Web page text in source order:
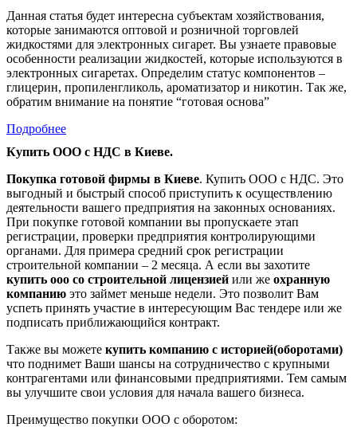
Данная статья будет интересна субъектам хозяйствования,
которые занимаются оптовой и розничной торговлей
жидкостями для электронных сигарет. Вы узнаете правовые
особенности реализации жидкостей, которые используются в
электронных сигаретах. Определим статус компонентов –
глицерин, пропиленгликоль, ароматизатор и никотин. Так же,
обратим внимание на понятие “готовая основа”
Подробнее
Купить ООО с НДС в Киеве.
Покупка готовой фирмы в Киеве. Купить ООО с НДС. Это
выгодный и быстрый способ приступить к осуществлению
деятельности вашего предприятия на законных основаниях.
При покупке готовой компании вы пропускаете этап
регистрации, проверки предприятия контролирующими
органами. Для примера средний срок регистрации
строительной компании – 2 месяца. А если вы захотите
купить ооо со строительной лицензией или же охранную
компанию это займет меньше недели. Это позволит Вам
успеть принять участие в интересующим Вас тендере или же
подписать приближающийся контракт.
Также вы можете купить компанию с историей(оборотами)
что поднимет Ваши шансы на сотрудничество с крупными
контрагентами или финансовыми предприятиями. Тем самым
вы улучшите свои условия для начала вашего бизнеса.
Преимущество покупки ООО с оборотом: